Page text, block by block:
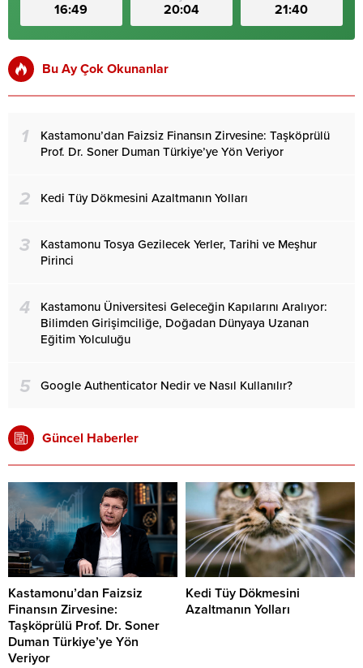
16:49 20:04 21:40
Bu Ay Çok Okunanlar
1
Kastamonu’dan Faizsiz Finansın Zirvesine: Taşköprülü
Prof. Dr. Soner Duman Türkiye’ye Yön Veriyor
2 Kedi Tüy Dökmesini Azaltmanın Yolları
3
Kastamonu Tosya Gezilecek Yerler, Tarihi ve Meşhur
Pirinci
4
Kastamonu Üniversitesi Geleceğin Kapılarını Aralıyor:
Bilimden Girişimciliğe, Doğadan Dünyaya Uzanan
Eğitim Yolculuğu
5 Google Authenticator Nedir ve Nasıl Kullanılır?
Güncel Haberler
Kastamonu’dan Faizsiz
Finansın Zirvesine:
Taşköprülü Prof. Dr. Soner
Duman Türkiye’ye Yön
Veriyor
Kedi Tüy Dökmesini
Azaltmanın Yolları